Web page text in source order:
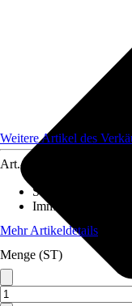
Weitere Artikel des
Art.-Nr.
Standort
Immergrün
Mehr Artikeldetails
Menge (ST)